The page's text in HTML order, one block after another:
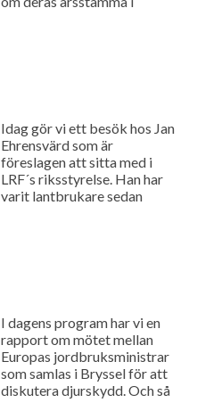
Idag gör vi ett besök hos Jan
Ehrensvärd som är
föreslagen att sitta med i
LRF´s riksstyrelse. Han har
varit lantbrukare sedan
I dagens program har vi en
rapport om mötet mellan
Europas jordbruksministrar
som samlas i Bryssel för att
diskutera djurskydd. Och så